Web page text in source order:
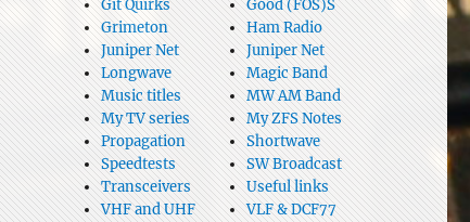
Git Quirks
Good (FOS)S
Grimeton
Ham Radio
Juniper Net
Juniper Net
Longwave
Magic Band
Music titles
MW AM Band
My TV series
My ZFS Notes
Propagation
Shortwave
Speedtests
SW Broadcast
Transceivers
Useful links
VHF and UHF
VLF & DCF77